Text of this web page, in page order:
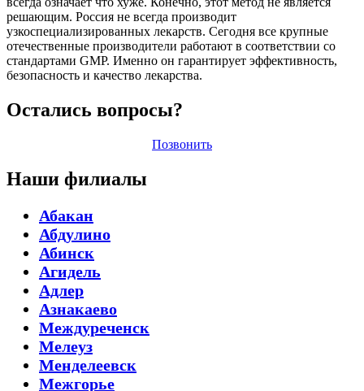
решающим. Россия не всегда производит
узкоспециализированных лекарств. Сегодня все крупные
отечественные производители работают в соответствии со
стандартами GMP. Именно он гарантирует эффективность,
безопасность и качество лекарства.
Остались вопросы?
Позвонить
Наши филиалы
Абакан
Абдулино
Абинск
Агидель
Адлер
Азнакаево
Междуреченск
Мелеуз
Менделеевск
Межгорье